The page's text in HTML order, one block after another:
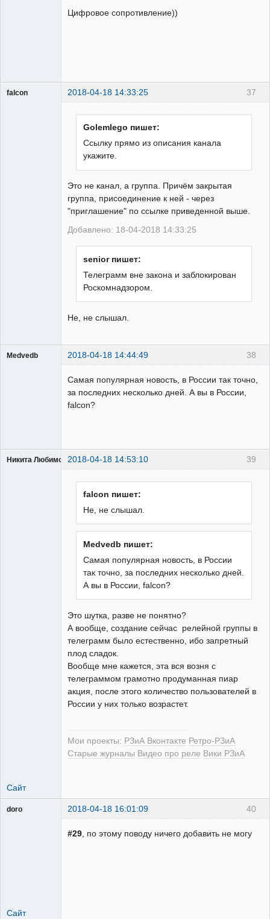
Цифровое сопротивление))
37
falcon 2018-04-18 14:33:25
Golemlego пишет:
Ссылку прямо из описания канала
укажите.
Это не канал, а группа. Причём закрытая
группа, присоединение к ней - через
"приглашение" по ссылке приведенной выше.
Добавлено: 18-04-2018 14:33:25
senior пишет:
Телеграмм вне закона и заблокирован
Роскомнадзором.
Не, не слышал.
38
Medvedb 2018-04-18 14:44:49
Самая популярная новость, в России так точно,
за последних несколько дней. А вы в России,
falcon?
39
Никита Любимов 2018-04-18 14:53:10
falcon пишет:
Не, не слышал.
Medvedb пишет:
Самая популярная новость, в России
так точно, за последних несколько дней.
А вы в России, falcon?
Это шутка, разве не понятно?
А вообще, создание сейчас релейной группы в
телеграмм было естественно, ибо запретный
плод сладок.
Вообще мне кажется, эта вся возня с
телеграммом грамотно продуманная пиар
акция, после этого количество пользователей в
России у них только возрастет.
Мои проекты: РЗиА Вконтакте Ретро-РЗиА
Старые журналы Видео про реле Вики РЗиА
Сайт
40
doro 2018-04-18 16:01:09
#29, по этому поводу ничего добавить не могу
Сайт